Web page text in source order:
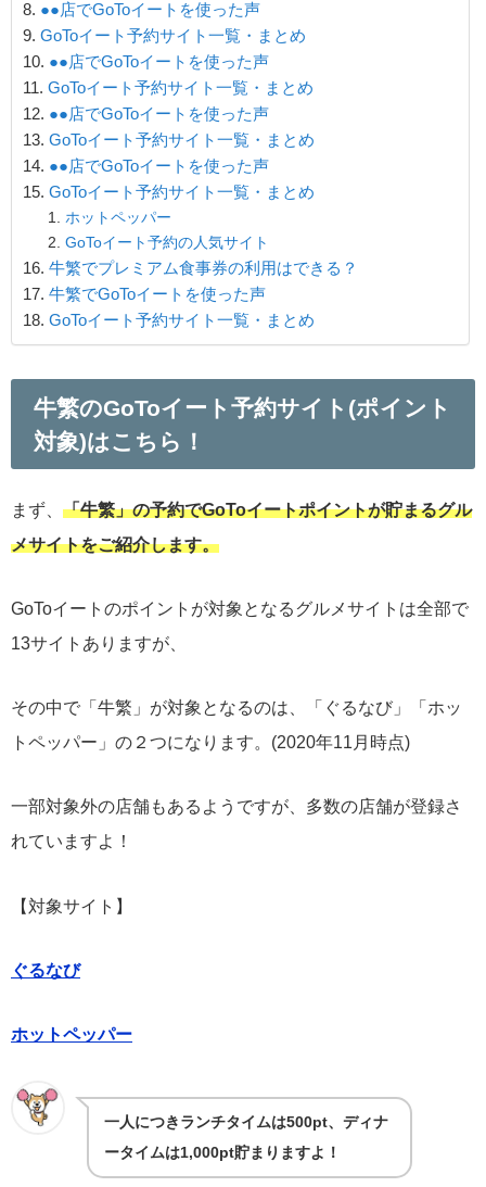
●●店でGoToイートを使った声
GoToイート予約サイト一覧・まとめ
●●店でGoToイートを使った声
GoToイート予約サイト一覧・まとめ
●●店でGoToイートを使った声
GoToイート予約サイト一覧・まとめ
●●店でGoToイートを使った声
GoToイート予約サイト一覧・まとめ
ホットペッパー
GoToイート予約の人気サイト
牛繁でプレミアム食事券の利用はできる？
牛繁でGoToイートを使った声
GoToイート予約サイト一覧・まとめ
牛繁のGoToイート予約サイト(ポイント
対象)はこちら！
まず、 「牛繁」の予約でGoToイートポイントが貯まるグル
メサイトをご紹介します。
GoToイートのポイントが対象となるグルメサイトは全部で
13サイトありますが、
その中で「牛繁」が対象となるのは、「ぐるなび」「ホッ
トペッパー」の２つになります。(2020年11月時点)
一部対象外の店舗もあるようですが、多数の店舗が登録さ
れていますよ！
【対象サイト】
ぐるなび
ホットペッパー
一人につきランチタイムは500pt、ディナ
ータイムは1,000pt貯まりますよ！